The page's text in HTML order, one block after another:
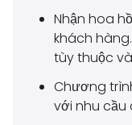
Nhận hoa
khách
tùy thuộc
Chương
với nhu cầu